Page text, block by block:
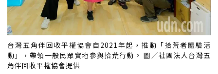
台灣五角伴回收平權協會自2021年起，推動「拾荒者體驗活
動」，帶領一般民眾實地參與拾荒行動。 圖／社團法人台灣五
角伴回收平權協會提供